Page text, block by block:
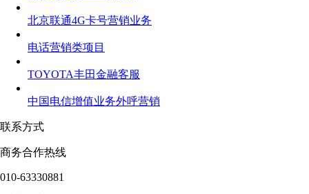
北京联通4G卡号营销业务
电话营销类项目
TOYOTA丰田金融客服
中国电信增值业务外呼营销
联系方式
商务合作热线
010-63330881